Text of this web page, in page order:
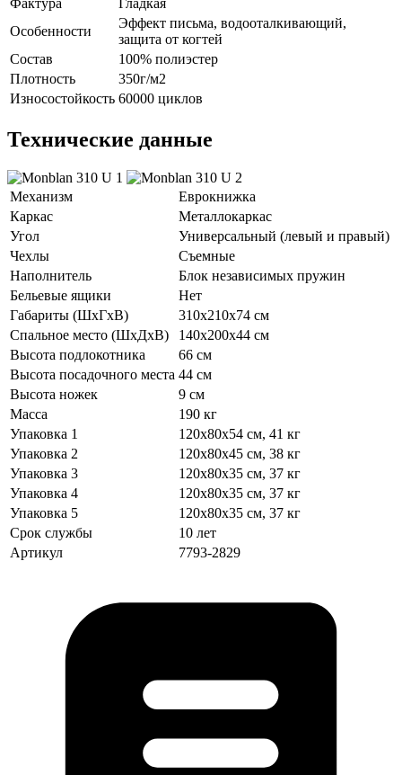
Особенности
Эффект письма, водооталкивающий,
защита от когтей
Состав
100% полиэстер
Плотность
350г/м2
Износостойкость 60000 циклов
Технические данные
Механизм
Еврокнижка
Каркас
Металлокаркас
Угол
Универсальный (левый и правый)
Чехлы
Съемные
Наполнитель
Блок независимых пружин
Бельевые ящики
Нет
Габариты (ШхГхВ)
310х210х74 см
Спальное место (ШхДхВ)
140х200х44 см
Высота подлокотника
66 см
Высота посадочного места 44 см
Высота ножек
9 см
Масса
190 кг
Упаковка 1
120х80х54 см, 41 кг
Упаковка 2
120х80х45 см, 38 кг
Упаковка 3
120х80х35 см, 37 кг
Упаковка 4
120х80х35 см, 37 кг
Упаковка 5
120х80х35 см, 37 кг
Срок службы
10 лет
Артикул
7793-2829